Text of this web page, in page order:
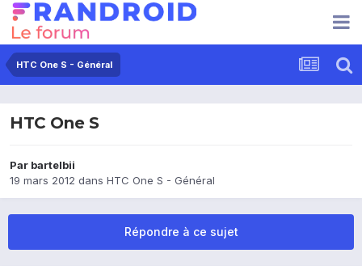
HTC One S - Général
HTC One S
Par bartelbii
19 mars 2012 dans HTC One S - Général
Répondre à ce sujet